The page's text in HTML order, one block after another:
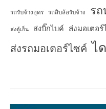
รถรับจ้างอุดร รถสิบล้อรับจ้าง รถ
ส่งตู้เย็น ส่งบิ๊กไบค์ ส่งมอเตอร์
ส่งรถมอเตอร์ไซค์ ไ